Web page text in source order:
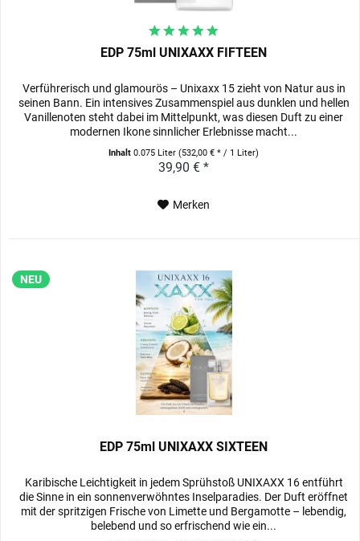
EDP 75ml UNIXAXX FIFTEEN
Verführerisch und glamourös – Unixaxx 15 zieht von Natur aus in
seinen Bann. Ein intensives Zusammenspiel aus dunklen und hellen
Vanillenoten steht dabei im Mittelpunkt, was diesen Duft zu einer
modernen Ikone sinnlicher Erlebnisse macht...
Inhalt0.075 Liter(532,00 € * / 1 Liter)
39,90 € *
Merken
NEU
EDP 75ml UNIXAXX SIXTEEN
Karibische Leichtigkeit in jedem Sprühstoß UNIXAXX 16 entführt
die Sinne in ein sonnenverwöhntes Inselparadies. Der Duft eröffnet
mit der spritzigen Frische von Limette und Bergamotte – lebendig,
belebend und so erfrischend wie ein...